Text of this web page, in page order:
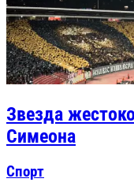
Звезда
Симеона
Спорт